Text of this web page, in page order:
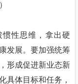
惯性思维，拿出硬
发展。要加强统筹
形成促进新业态新
具体目标和任务，